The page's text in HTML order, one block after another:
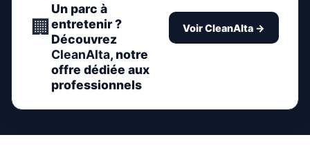
🏢
Un parc à
entretenir ?
Découvrez
CleanAlta, notre
offre dédiée aux
professionnels
Voir CleanAlta →